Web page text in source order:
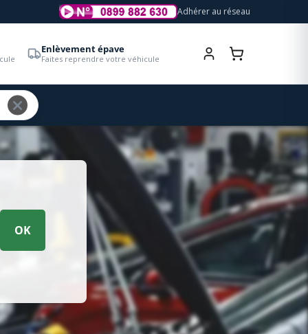
Adhérer au réseau
Enlèvement épave
Faites reprendre votre véhicule
OK